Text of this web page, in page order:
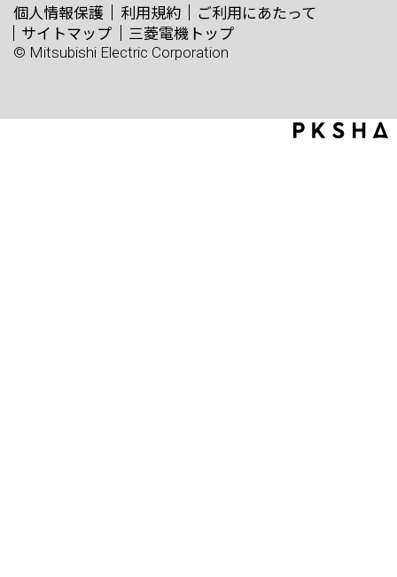
個人情報保護 利用規約
ご利用にあたって
サイトマップ
三菱電機トップ
© Mitsubishi Electric Corporation